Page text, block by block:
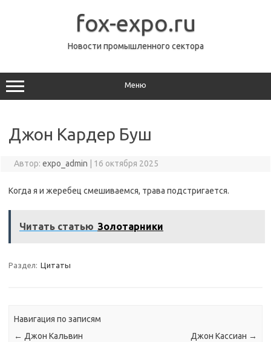
fox-expo.ru
Новости промышленного сектора
Меню
Джон Кардер Буш
Автор: expo_admin 16 октября 2025
Когда я и жеребец смешиваемся, трава подстригается.
Читать статью Золотарники
Раздел: Цитаты
Навигация по записям
← Джон Кальвин Джон Кассиан →